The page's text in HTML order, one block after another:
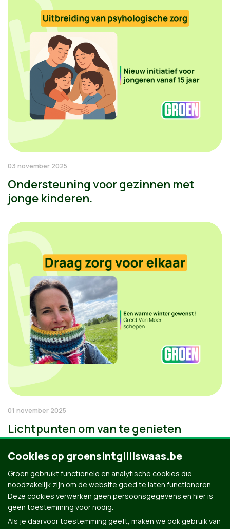
03 november 2025
Ondersteuning voor gezinnen met
jonge kinderen.
01 november 2025
Lichtpunten om van te genieten
Cookies op groensintgilliswaas.be
Groen gebruikt functionele en analytische cookies die
noodzakelijk zijn om de website goed te laten functioneren.
Deze cookies verwerken geen persoonsgegevens en hier is
geen toestemming voor nodig.
Als je daarvoor toestemming geeft, maken we ook gebruik van